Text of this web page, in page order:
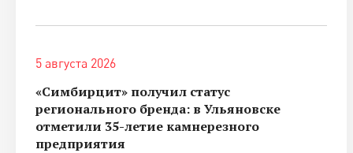
5 августа 2026
«Симбирцит» получил статус
регионального бренда: в Ульяновске
отметили 35-летие камнерезного
предприятия